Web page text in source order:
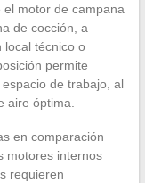
motor de campana
de cocción, a
local técnico o
permite
de trabajo, al
aire óptima.
en comparación
motores internos
requieren